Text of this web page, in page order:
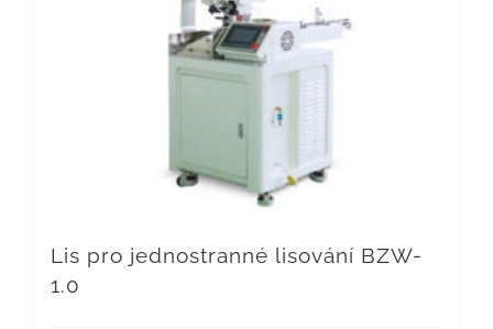
Lis pro jednostranné lisování BZW-
1.0